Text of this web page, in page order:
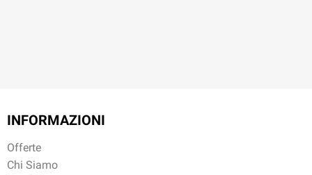
INFORMAZIONI
Offerte
Chi Siamo